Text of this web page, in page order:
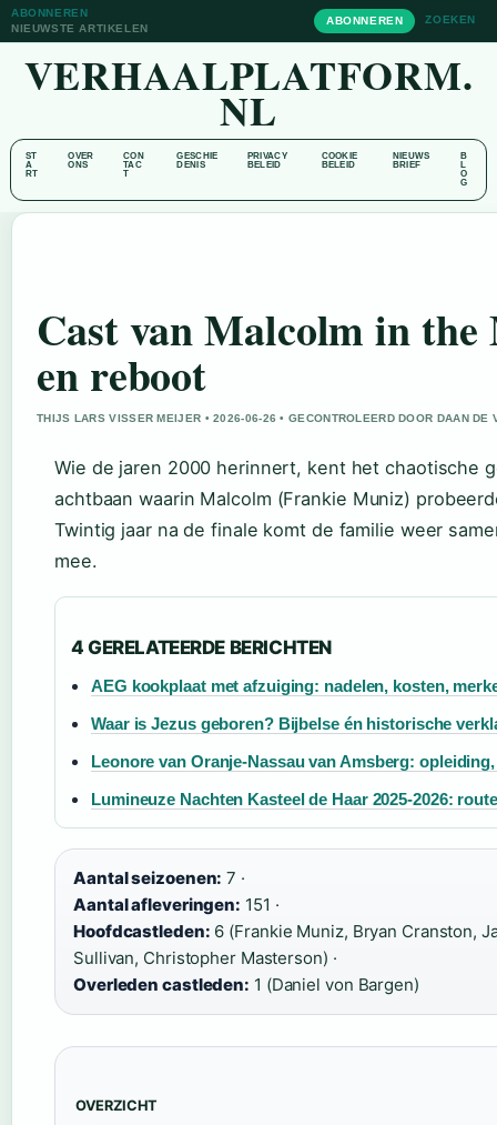
ABONNEREN
NIEUWSTE ARTIKELEN
ABONNEREN ZOEKEN
VERHAALPLATFORM.
NL
ST
A
RT
OVER
ONS
CON
TAC
T
GESCHIE
DENIS
PRIVACY
BELEID
COOKIE
BELEID
NIEUWS
BRIEF
B
L
O
G
Cast van Malcolm in
en reboot
THIJS LARS VISSER MEIJER • 2026-06-26 • GECONTROLEERD DOOR DAAN DE
Wie de jaren 2000 herinnert, kent het chaotische
achtbaan waarin Malcolm (Frankie Muniz)
Twintig jaar na de finale komt de familie weer
mee.
4 GERELATEERDE BERICHTEN
AEG kookplaat met afzuiging: nadelen, kosten,
Waar is Jezus geboren? Bijbelse én historische
Leonore van Oranje-Nassau van Amsberg:
Lumineuze Nachten Kasteel de Haar 2025-2026:
Aantal seizoenen: 7 ·
Aantal afleveringen: 151 ·
Hoofdcastleden: 6 (Frankie Muniz, Bryan Cranston,
Sullivan, Christopher Masterson) ·
Overleden castleden: 1 (Daniel von Bargen)
OVERZICHT